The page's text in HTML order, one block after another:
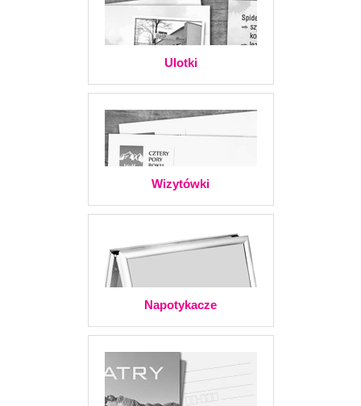
Ulotki
Wizytówki
Napotykacze